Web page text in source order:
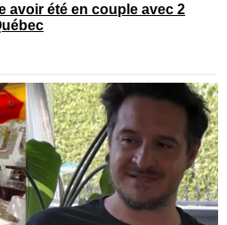
avoir été en couple avec 2